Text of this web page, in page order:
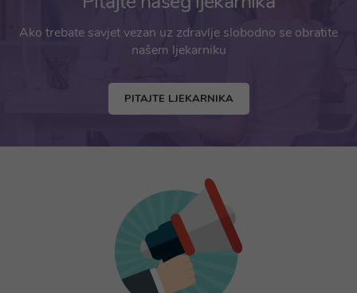
Ako trebate savjet vezan uz zdravlje slobodno se obratite
našem ljekarniku
PITAJTE LJEKARNIKA